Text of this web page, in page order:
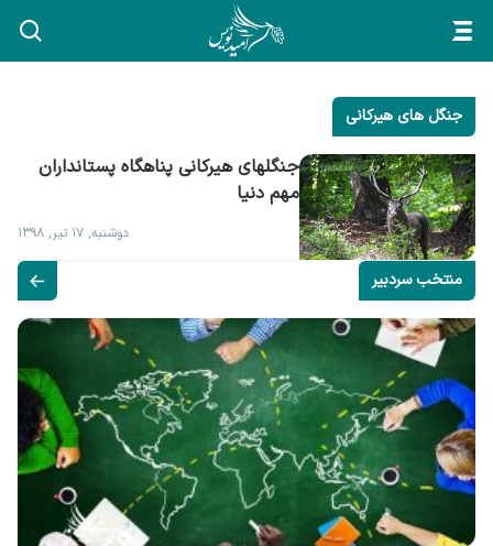
جنگل های هیرکانی
مهم دنیا
دوشنبه, ۱۷ تیر, ۱۳۹۸
منتخب سردبیر